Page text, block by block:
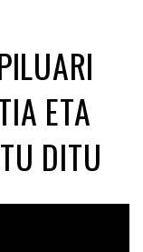
ETA
DITU